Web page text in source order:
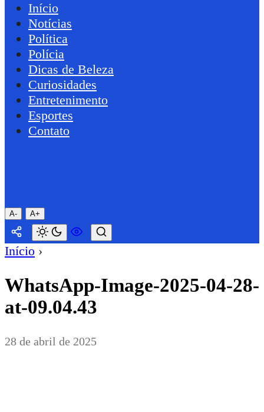
Início
Notícias
Política
Polícia
Dicas de Beleza
Curiosidades
Entretenimento
Esportes
Contato
A- A+
Início ›
WhatsApp-Image-2025-04-28-
at-09.04.43
28 de abril de 2025